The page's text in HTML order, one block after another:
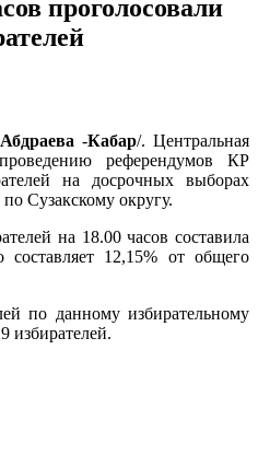
проголосовали
Абдраева -Кабар/. Центральная
референдумов КР
на досрочных выборах
Сузакскому округу.
на 18.00 часов составила
составляет 12,15% от общего
по данному избирательному
избирателей.